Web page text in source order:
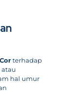
terhadap
atau
hal umur